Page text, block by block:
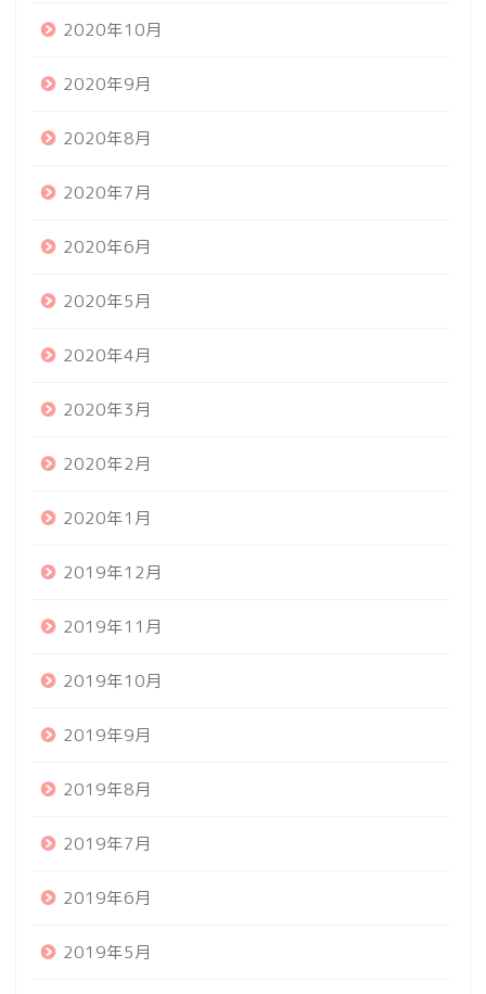
2020年10月
2020年9月
2020年8月
2020年7月
2020年6月
2020年5月
2020年4月
2020年3月
2020年2月
2020年1月
2019年12月
2019年11月
2019年10月
2019年9月
2019年8月
2019年7月
2019年6月
2019年5月